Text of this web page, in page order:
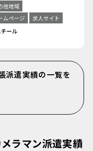
他地域
ムページ
求人サイト
チール
派遣実績の一覧を
ラマン派遣実績